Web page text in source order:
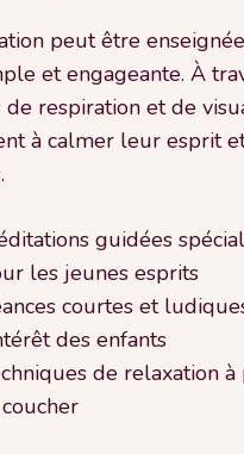
peut être
et engageante. À
de respiration et de
à calmer leur esprit
guidées
les jeunes esprits
courtes et
des enfants
de relaxation